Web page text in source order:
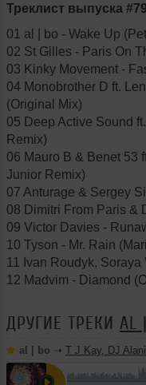
Треклист выпуска
01 al | bo - Wake Up
02 St Gilles - Paris On
03 Kinky Movement -
04 Monobrother D ft.
(Original Mix)
05 Deep Active Sound
Remix)
06 Mauro B & Benet 53
Junior Remix)
07 Anturage & Sergey
08 Dimitri From Paris &
09 Victor Davies -
10 Tyson - Mr. Rain
11 Ivan Roudyk,
12 Madvim - Diamond
ДРУГИЕ ТРЕКИ AL
al | bo ➝ T J Kay, DJ Alania -